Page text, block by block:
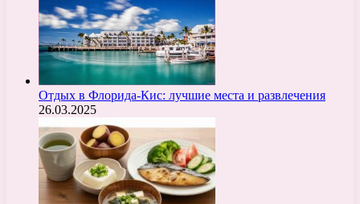
Отдых в Флорида-Кис: лучшие места и развлечения
26.03.2025